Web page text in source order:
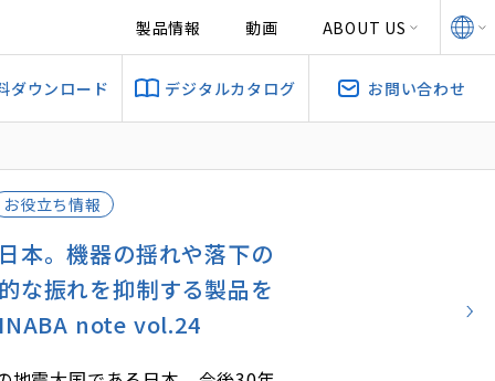
製品情報 動画 ABOUT US
ダウンロード デジタルカタログ お問い合わせ
お役立ち情報
本。機器の揺れや落下の
な振れを抑制する製品を
note vol.24